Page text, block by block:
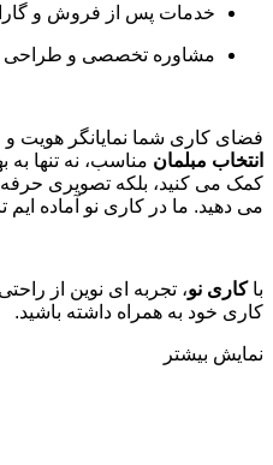
خدمات پس از فروش و
مشاوره تخصصی و
فضای کاری شما نمایانگر
انتخاب مبلمان مناسب، نه تنها
کمک می کنید، بلکه تصویری
می دهید. ما در کاری نو آماده
باکاری نو، تجربه ای نوین از
کاری خود به همراه داشته باشید.
نمایش بیشتر